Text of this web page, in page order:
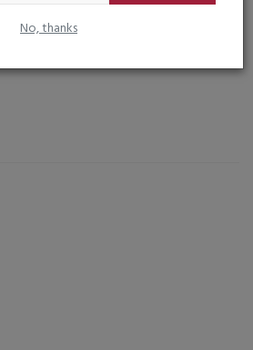
No, thanks
મોદીના ૭૫માં જન્મદિવસ નિમિત્તે સ્વસ્થ